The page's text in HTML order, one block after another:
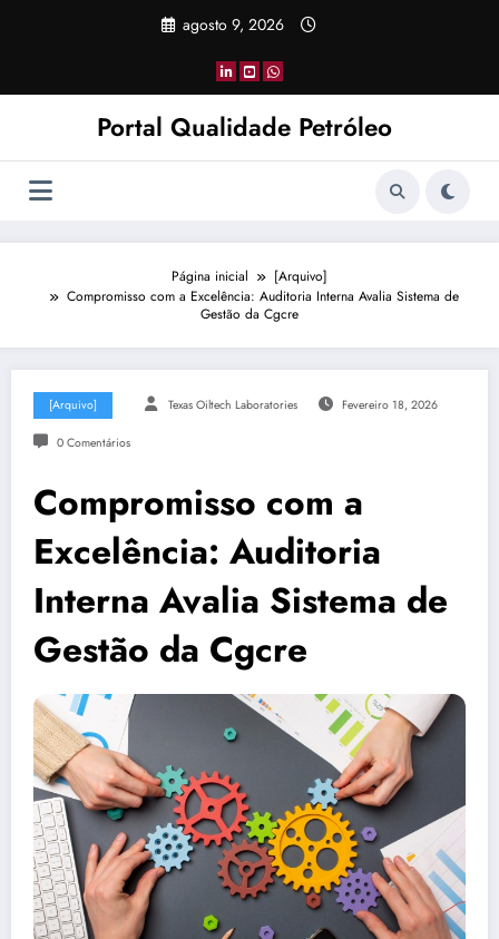
agosto 9, 2026
Portal Qualidade Petróleo
Página inicial
[Arquivo]
Compromisso com a Excelência: Auditoria Interna Avalia Sistema de
Gestão da Cgcre
[Arquivo] Texas Oiltech Laboratories Fevereiro 18, 2026
0 Comentários
Compromisso com a
Excelência: Auditoria
Interna Avalia Sistema de
Gestão da Cgcre